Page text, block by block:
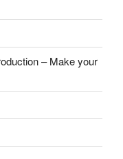
– Make your